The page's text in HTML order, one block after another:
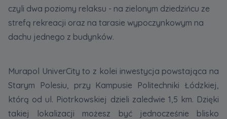
czyli dwa poziomy relaksu - na zielonym dziedzińcu ze
strefą rekreacji oraz na tarasie wypoczynkowym na
dachu jednego z budynków.
Murapol UniverCity to z kolei inwestycja powstająca na
Starym Polesiu, przy Kampusie Politechniki Łódzkiej,
którą od ul. Piotrkowskiej dzieli zaledwie 1,5 km. Dzięki
takiej lokalizacji możesz być jednocześnie blisko